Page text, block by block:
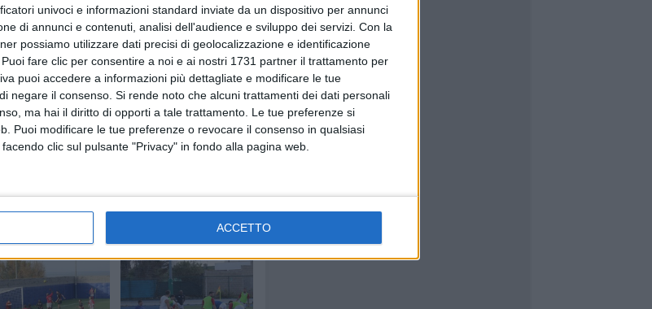
univoci e informazioni standard inviate da un dispositivo per annunci
di annunci e contenuti, analisi dell'audience e sviluppo dei servizi. Con la
possiamo utilizzare dati precisi di geolocalizzazione e identificazione
fare clic per consentire a noi e ai nostri 1731 partner il trattamento per
puoi accedere a informazioni più dettagliate e modificare le tue
negare il consenso. Si rende noto che alcuni trattamenti dei dati personali
ma hai il diritto di opporti a tale trattamento. Le tue preferenze si
Puoi modificare le tue preferenze o revocare il consenso in qualsiasi
clic sul pulsante "Privacy" in fondo alla pagina web.
ACCETTO
Madonna dei Martiri, presentato
il programma della Festa
Patronale 2026: tra tradizione e
nuove iniziative